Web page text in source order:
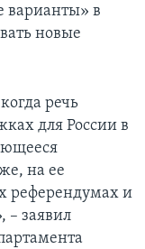
варианты» в
новые
речь
для России в
на ее
референдумах и
– заявил